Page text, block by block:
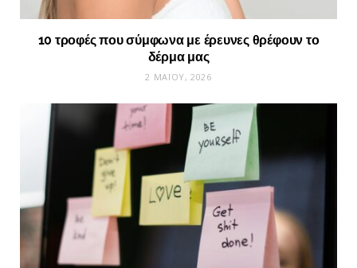
10 τροφές που σύμφωνα με έρευνες θρέφουν το
δέρμα μας
2 ΜΑΪ́ΟΥ, 2026